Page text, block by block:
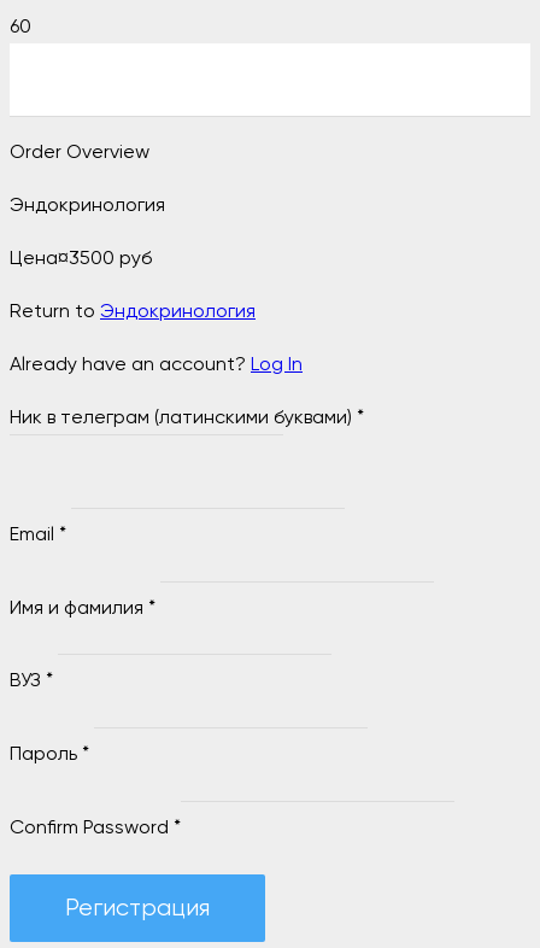
Order Overview
Эндокринология
Цена¤3500 руб
Return to Эндокринология
Already have an account? Log In
Ник в телеграм (латинскими буквами) *
Email *
Имя и фамилия *
ВУЗ *
Пароль *
Confirm Password *